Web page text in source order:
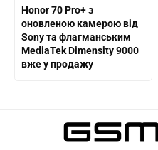
Honor 70 Pro+ з
оновленою камерою від
Sony та флагманським
MediaTek Dimensity 9000
вже у продажу